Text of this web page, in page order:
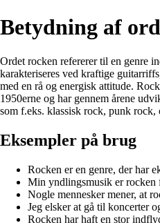
Betydning af
Ordet rocken refererer til en genre
karakteriseres ved kraftige
med en rå og energisk attitude.
1950erne og har gennem årene
som f.eks. klassisk rock, punk rock,
Eksempler på brug
Rocken er en genre, der har
Min yndlingsmusik er rocken
Nogle mennesker mener, at
Jeg elsker at gå til koncerter
Rocken har haft en stor